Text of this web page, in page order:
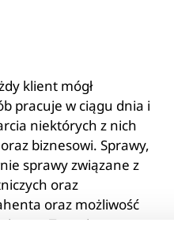
klient mógł
pracuje w ciągu dnia i
niektórych z nich
biznesowi. Sprawy,
sprawy związane z
oraz
oraz możliwość
w Toruniu.